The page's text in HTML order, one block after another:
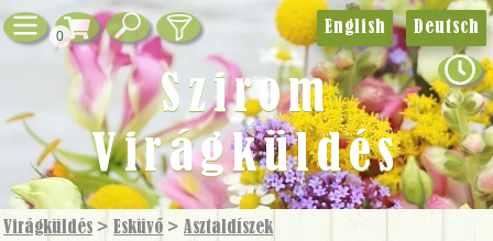
0
Virágküldés > Esküvő >Asztaldíszek
English Deutsch
Szirom
Virágküldés